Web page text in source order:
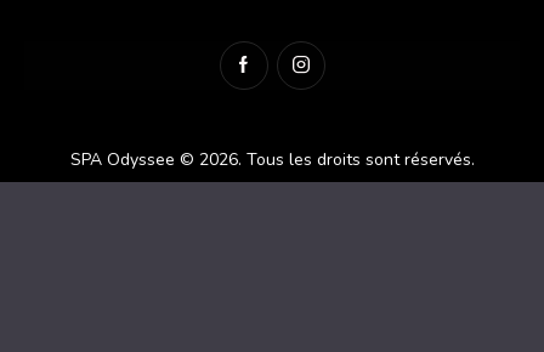
SPA Odyssee © 2026. Tous les droits sont réservés.